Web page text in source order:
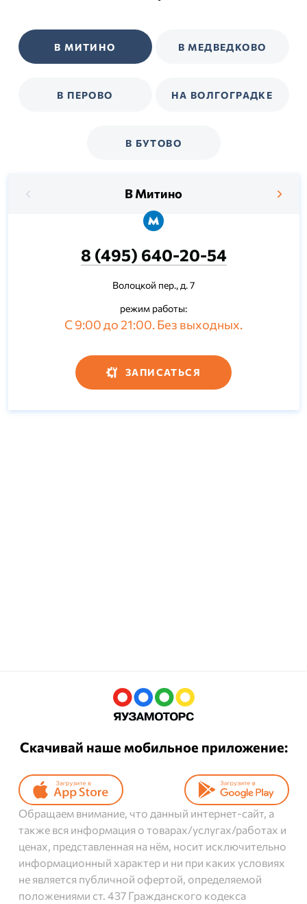
В МИТИНО В МЕДВЕДКОВО
В ПЕРОВО НА ВОЛГОГРАДКЕ
В БУТОВО
В Митино
8 (495) 640-20-54
Волоцкой пер., д. 7
режим работы:
С 9:00 до 21:00. Без выходных.
ЗАПИСАТЬСЯ
Скачивай наше мобильное приложение:
Обращаем внимание, что данный интернет-сайт, а
также вся информация о товарах/услугах/работах и
ценах, представленная на нём, носит исключительно
информационный характер и ни при каких условиях
не является публичной офертой, определяемой
положениями ст. 437 Гражданского кодекса